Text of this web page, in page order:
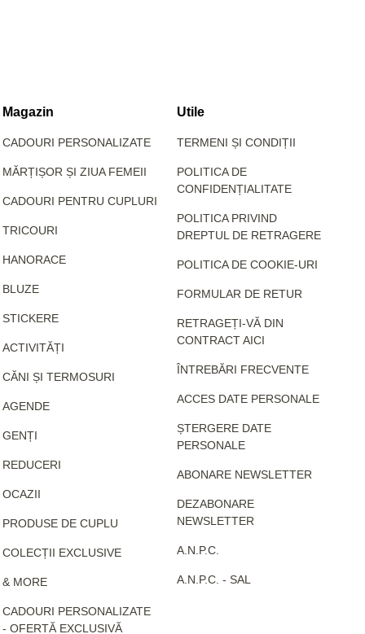
Magazin
CADOURI PERSONALIZATE
MĂRȚIȘOR ȘI ZIUA FEMEII
CADOURI PENTRU CUPLURI
TRICOURI
HANORACE
BLUZE
STICKERE
ACTIVITĂȚI
CĂNI ȘI TERMOSURI
AGENDE
GENȚI
REDUCERI
OCAZII
PRODUSE DE CUPLU
COLECȚII EXCLUSIVE
& MORE
CADOURI PERSONALIZATE
- OFERTĂ EXCLUSIVĂ
Utile
TERMENI ȘI CONDIȚII
POLITICA DE
CONFIDENȚIALITATE
POLITICA PRIVIND
DREPTUL DE RETRAGERE
POLITICA DE COOKIE-URI
FORMULAR DE RETUR
RETRAGEȚI-VĂ DIN
CONTRACT AICI
ÎNTREBĂRI FRECVENTE
ACCES DATE PERSONALE
ȘTERGERE DATE
PERSONALE
ABONARE NEWSLETTER
DEZABONARE
NEWSLETTER
A.N.P.C.
A.N.P.C. - SAL